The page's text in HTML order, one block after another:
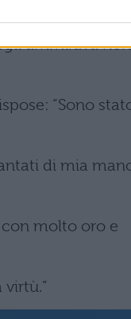
ammirava non
“Sono
di mia
con molto oro e